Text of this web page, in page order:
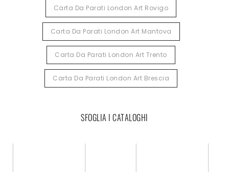
Carta Da Parati London Art Rovigo
Carta Da Parati London Art Mantova
Carta Da Parati London Art Trento
Carta Da Parati London Art Brescia
SFOGLIA I CATALOGHI